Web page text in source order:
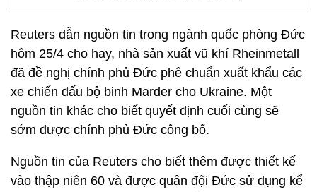
Reuters dẫn nguồn tin trong ngành quốc phòng Đức
hôm 25/4 cho hay, nhà sản xuất vũ khí Rheinmetall
đã đề nghị chính phủ Đức phê chuẩn xuất khẩu các
xe chiến đấu bộ binh Marder cho Ukraine. Một
nguồn tin khác cho biết quyết định cuối cùng sẽ
sớm được chính phủ Đức công bố.
Nguồn tin của Reuters cho biết thêm được thiết kế
vào thập niên 60 và được quân đội Đức sử dụng kể